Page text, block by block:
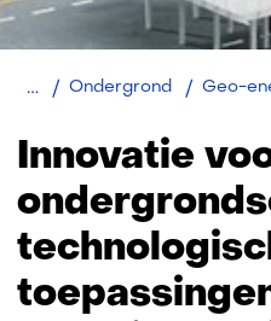
Home Ondergrond Geo-
Innovatie